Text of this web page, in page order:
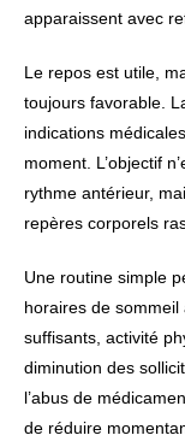
apparaissent avec
Le repos est utile,
toujours favorable.
indications
moment. L’objectif
rythme antérieur,
repères corporels
Une routine simple
horaires de
suffisants, activité
diminution des
l’abus de
de réduire